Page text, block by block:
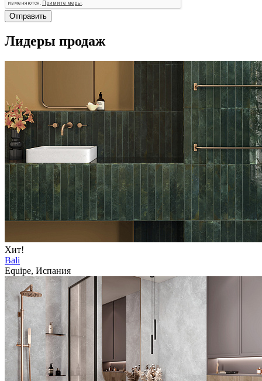
Отправить
Лидеры продаж
Хит!
Bali
Equipe, Испания